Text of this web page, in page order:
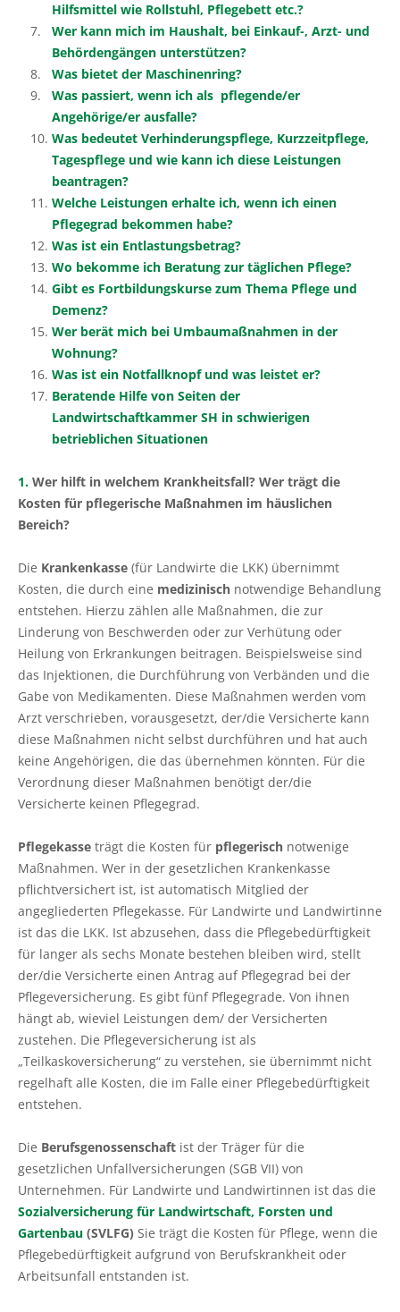
Bau-, Energie- und Technikberatung
Hilfsmittel wie Rollstuhl, Pflegebett etc.?
Wer kann mich im Haushalt, bei Einkauf-, Arzt- und
Behördengängen unterstützen?
Was bietet der Maschinenring?
Was passiert, wenn ich als pflegende/er
Angehörige/er ausfalle?
Was bedeutet Verhinderungspflege, Kurzzeitpflege,
Tagespflege und wie kann ich diese Leistungen
beantragen?
Welche Leistungen erhalte ich, wenn ich einen
Pflegegrad bekommen habe?
Was ist ein Entlastungsbetrag?
Wo bekomme ich Beratung zur täglichen Pflege?
Gibt es Fortbildungskurse zum Thema Pflege und
Demenz?
Wer berät mich bei Umbaumaßnahmen in der
Wohnung?
Was ist ein Notfallknopf und was leistet er?
Beratende Hilfe von Seiten der
Landwirtschaftkammer SH in schwierigen
betrieblichen Situationen
1. Wer hilft in welchem Krankheitsfall? Wer trägt die
Kosten für pflegerische Maßnahmen im häuslichen
Bereich?
Die Krankenkasse (für Landwirte die LKK) übernimmt
Kosten, die durch eine medizinisch notwendige Behandlung
entstehen. Hierzu zählen alle Maßnahmen, die zur
Linderung von Beschwerden oder zur Verhütung oder
Heilung von Erkrankungen beitragen. Beispielsweise sind
das Injektionen, die Durchführung von Verbänden und die
Gabe von Medikamenten. Diese Maßnahmen werden vom
Arzt verschrieben, vorausgesetzt, der/die Versicherte kann
diese Maßnahmen nicht selbst durchführen und hat auch
keine Angehörigen, die das übernehmen könnten. Für die
Verordnung dieser Maßnahmen benötigt der/die
Versicherte keinen Pflegegrad.
Pflegekasse trägt die Kosten für pflegerisch notwenige
Maßnahmen. Wer in der gesetzlichen Krankenkasse
pflichtversichert ist, ist automatisch Mitglied der
angegliederten Pflegekasse. Für Landwirte und Landwirtinne
ist das die LKK. Ist abzusehen, dass die Pflegebedürftigkeit
für langer als sechs Monate bestehen bleiben wird, stellt
der/die Versicherte einen Antrag auf Pflegegrad bei der
Pflegeversicherung. Es gibt fünf Pflegegrade. Von ihnen
hängt ab, wieviel Leistungen dem/ der Versicherten
zustehen. Die Pflegeversicherung ist als
„Teilkaskoversicherung“ zu verstehen, sie übernimmt nicht
regelhaft alle Kosten, die im Falle einer Pflegebedürftigkeit
entstehen.
Die Berufsgenossenschaft ist der Träger für die
gesetzlichen Unfallversicherungen (SGB VII) von
Unternehmen. Für Landwirte und Landwirtinnen ist das die
Sozialversicherung für Landwirtschaft, Forsten und
Gartenbau (SVLFG) Sie trägt die Kosten für Pflege, wenn die
Pflegebedürftigkeit aufgrund von Berufskrankheit oder
Arbeitsunfall entstanden ist.